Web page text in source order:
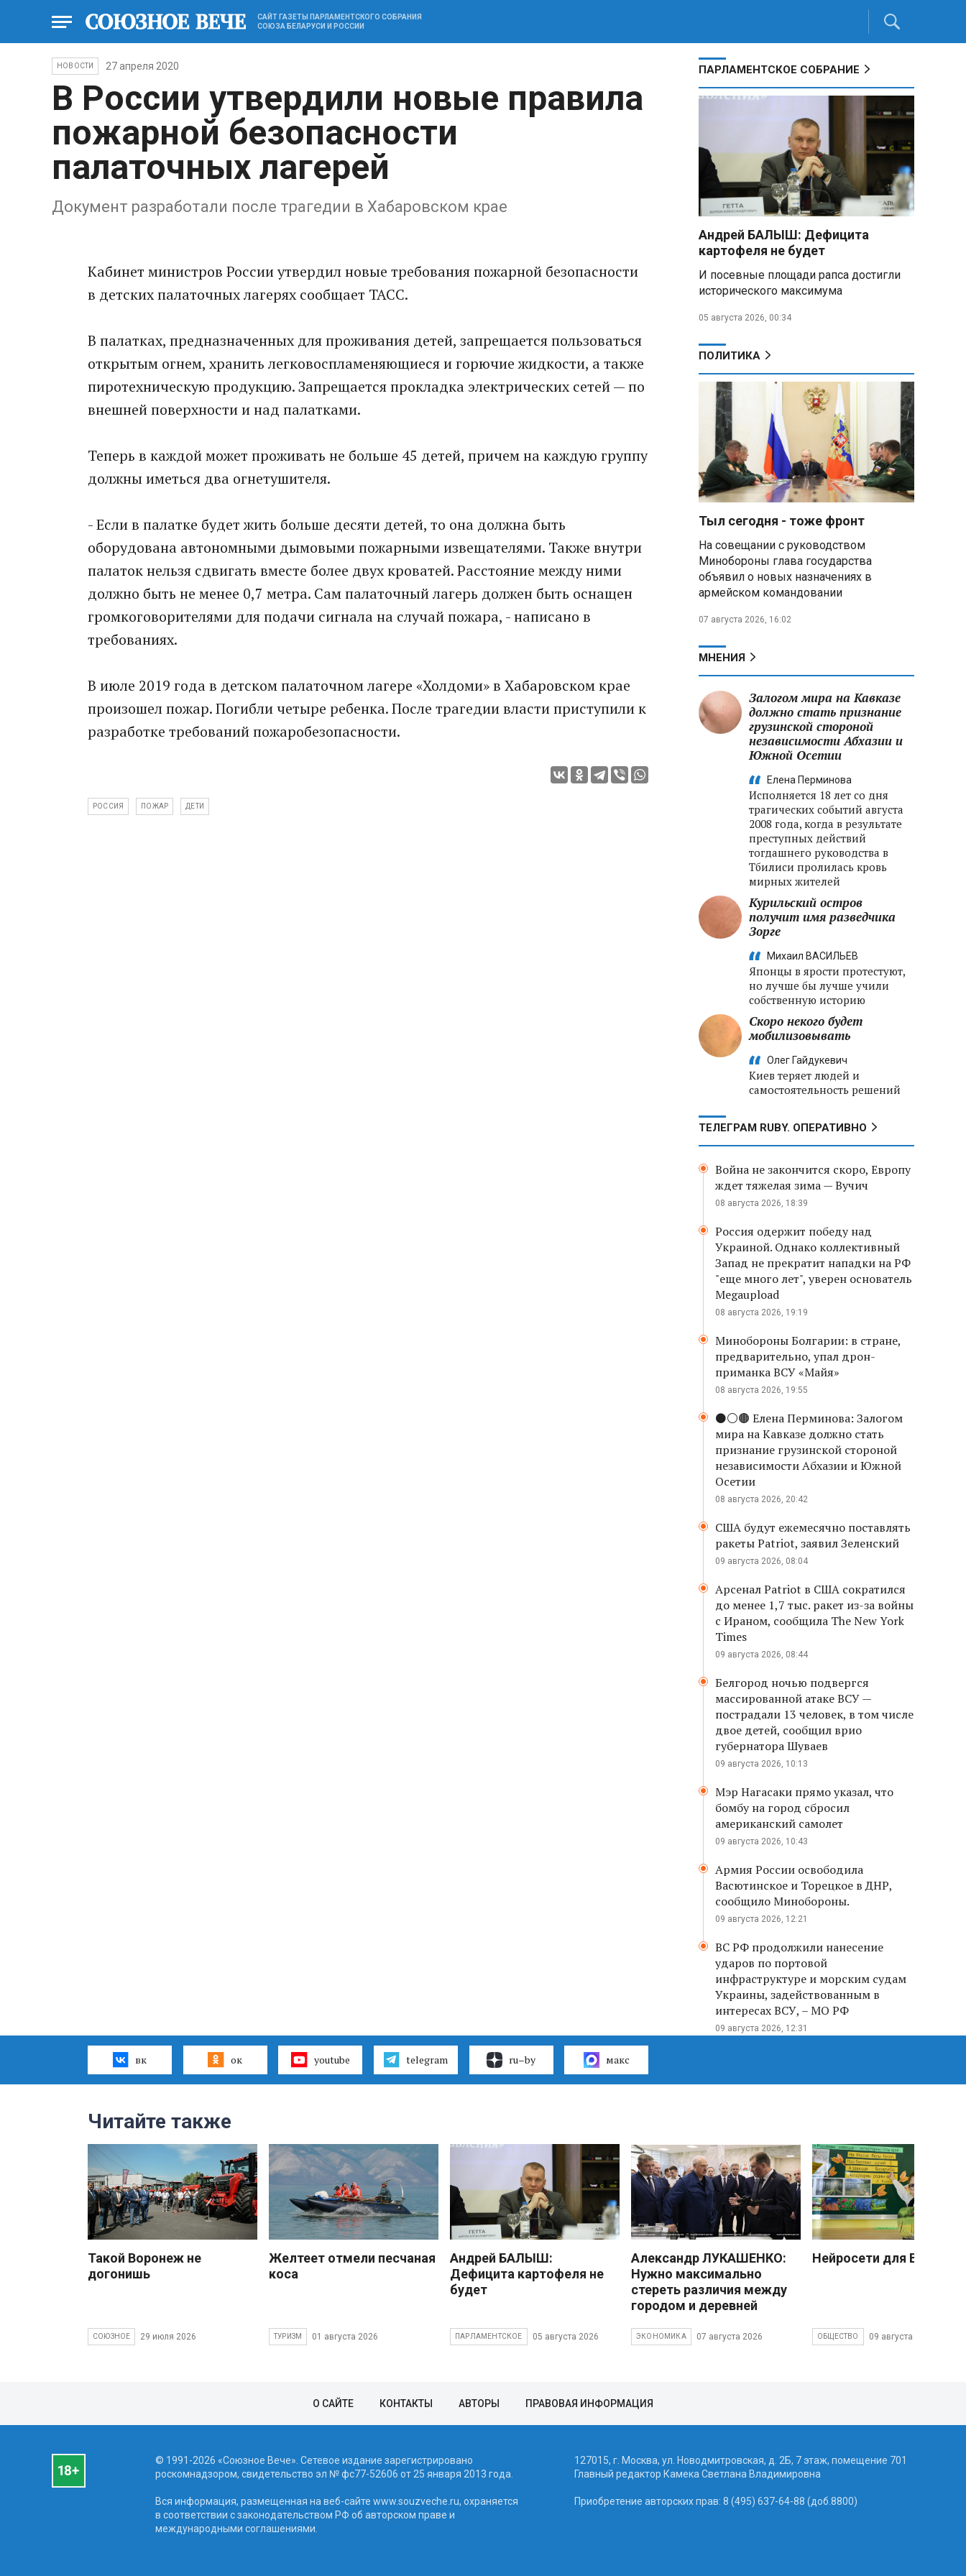
САЙТ ГАЗЕТЫ ПАРЛАМЕНТСКОГО СОБРАНИЯ
СОЮЗА БЕЛАРУСИ И РОССИИ
НОВОСТИ 27 апреля 2020
В России утвердили новые правила
пожарной безопасности
палаточных лагерей
Документ разработали после трагедии в Хабаровском крае
Кабинет министров России утвердил новые требования пожарной безопасности
в детских палаточных лагерях сообщает ТАСС.
В палатках, предназначенных для проживания детей, запрещается пользоваться
открытым огнем, хранить легковоспламеняющиеся и горючие жидкости, а также
пиротехническую продукцию. Запрещается прокладка электрических сетей — по
внешней поверхности и над палатками.
Теперь в каждой может проживать не больше 45 детей, причем на каждую группу
должны иметься два огнетушителя.
- Если в палатке будет жить больше десяти детей, то она должна быть
оборудована автономными дымовыми пожарными извещателями. Также внутри
палаток нельзя сдвигать вместе более двух кроватей. Расстояние между ними
должно быть не менее 0,7 метра. Сам палаточный лагерь должен быть оснащен
громкоговорителями для подачи сигнала на случай пожара, - написано в
требованиях.
В июле 2019 года в детском палаточном лагере «Холдоми» в Хабаровском крае
произошел пожар. Погибли четыре ребенка. После трагедии власти приступили к
разработке требований пожаробезопасности.
РОССИЯ ПОЖАР ДЕТИ
ПАРЛАМЕНТСКОЕ СОБРАНИЕ
Андрей БАЛЫШ: Дефицита
картофеля не будет
И посевные площади рапса достигли
исторического максимума
05 августа 2026, 00:34
ПОЛИТИКА
Тыл сегодня - тоже фронт
На совещании с руководством
Минобороны глава государства
объявил о новых назначениях в
армейском командовании
07 августа 2026, 16:02
МНЕНИЯ
Залогом мира на Кавказе
должно стать признание
грузинской стороной
независимости Абхазии и
Южной Осетии
Елена Перминова
Исполняется 18 лет со дня
трагических событий августа
2008 года, когда в результате
преступных действий
тогдашнего руководства в
Тбилиси пролилась кровь
мирных жителей
Курильский остров
получит имя разведчика
Зорге
Михаил ВАСИЛЬЕВ
Японцы в ярости протестуют,
но лучше бы лучше учили
собственную историю
Скоро некого будет
мобилизовывать
Олег Гайдукевич
Киев теряет людей и
самостоятельность решений
ТЕЛЕГРАМ RUBY. ОПЕРАТИВНО
Война не закончится скоро, Европу
ждет тяжелая зима — Вучич
08 августа 2026, 18:39
Россия одержит победу над
Украиной. Однако коллективный
Запад не прекратит нападки на РФ
"еще много лет", уверен основатель
Megaupload
08 августа 2026, 19:19
Минобороны Болгарии: в стране,
предварительно, упал дрон-
приманка ВСУ «Майя»
08 августа 2026, 19:55
⚫️⚪️🟤 Елена Перминова: Залогом
мира на Кавказе должно стать
признание грузинской стороной
независимости Абхазии и Южной
Осетии
08 августа 2026, 20:42
США будут ежемесячно поставлять
ракеты Patriot, заявил Зеленский
09 августа 2026, 08:04
Арсенал Patriot в США сократился
до менее 1,7 тыс. ракет из-за войны
с Ираном, сообщила The New York
Times
09 августа 2026, 08:44
Белгород ночью подвергся
массированной атаке ВСУ —
пострадали 13 человек, в том числе
двое детей, сообщил врио
губернатора Шуваев
09 августа 2026, 10:13
Мэр Нагасаки прямо указал, что
бомбу на город сбросил
американский самолет
09 августа 2026, 10:43
Армия России освободила
Васютинское и Торецкое в ДНР,
сообщило Минобороны.
09 августа 2026, 12:21
ВС РФ продолжили нанесение
ударов по портовой
инфраструктуре и морским судам
Украины, задействованным в
интересах ВСУ, – МО РФ
09 августа 2026, 12:31
вк ок youtube telegram ru–by макс
Читайте также
Такой Воронеж не
догонишь
СОЮЗНОЕ 29 июля 2026
Желтеет отмели песчаная
коса
ТУРИЗМ 01 августа 2026
Андрей БАЛЫШ:
Дефицита картофеля не
будет
ПАРЛАМЕНТСКОЕ 05 августа 2026
Александр ЛУКАШЕНКО:
Нужно максимально
стереть различия между
городом и деревней
ЭКОНОМИКА 07 августа 2026
Нейросети для
ОБЩЕСТВО 09 августа 2026
О САЙТЕ КОНТАКТЫ АВТОРЫ ПРАВОВАЯ ИНФОРМАЦИЯ
© 1991-2026 «Союзное Вече». Сетевое издание зарегистрировано
роскомнадзором, свидетельство эл № фc77-52606 от 25 января 2013 года.
Вся информация, размещенная на веб-сайте www.souzveche.ru, охраняется
в соответствии с законодательством РФ об авторском праве и
международными соглашениями.
127015, г. Москва, ул. Новодмитровская, д. 2Б, 7 этаж, помещение 701
Главный редактор Камека Светлана Владимировна
Приобретение авторских прав: 8 (495) 637-64-88 (доб.8800)